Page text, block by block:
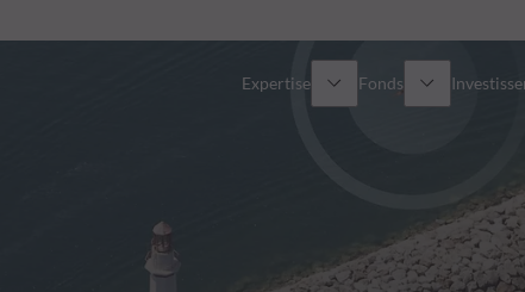
Expertise Fonds